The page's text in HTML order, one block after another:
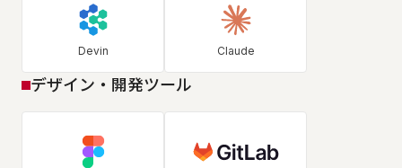
Devin Claude
デザイン・開発ツール